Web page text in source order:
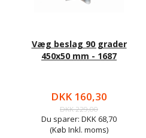
Væg beslag 90 grader
450x50 mm - 1687
DKK 160,30
DKK 229,00
Du sparer: DKK 68,70
(Køb Inkl. moms)